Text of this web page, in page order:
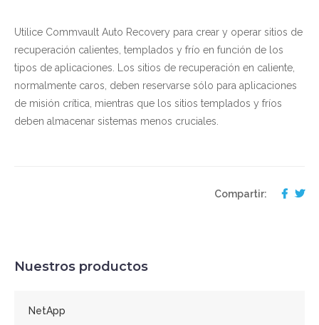
Utilice Commvault Auto Recovery para crear y operar sitios de
recuperación calientes, templados y frío en función de los
tipos de aplicaciones. Los sitios de recuperación en caliente,
normalmente caros, deben reservarse sólo para aplicaciones
de misión crítica, mientras que los sitios templados y fríos
deben almacenar sistemas menos cruciales.
Compartir:
Nuestros productos
NetApp